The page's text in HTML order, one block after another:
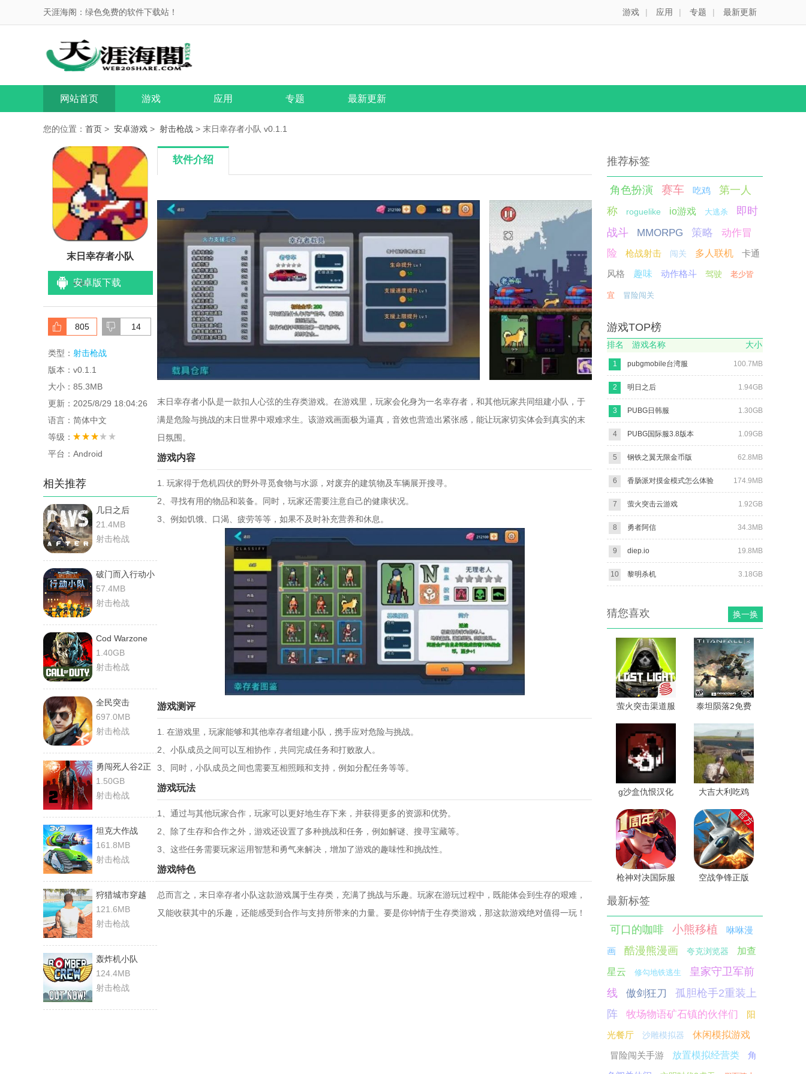
天涯海阁：绿色免费的软件下载站！ 游戏 | 应用 | 专题 | 最新更新
网站首页 游戏 应用 专题 最新更新
您的位置： 首页 > 安卓游戏 > 射击枪战 > 末日幸存者小队 v0.1.1
末日幸存者小队
安卓版下载
</li>
805 14
类型： 射击枪战
版本：v0.1.1
大小：85.3MB
更新：2025/8/29 18:04:26
语言：简体中文
等级：
平台：Android
相关推荐
几日之后
21.4MB
射击枪战
破门而入行动小
队
57.4MB
射击枪战
Cod Warzone
1.40GB
射击枪战
全民突击
697.0MB
射击枪战
勇闯死人谷2正
版
1.50GB
射击枪战
坦克大作战
161.8MB
射击枪战
狩猎城市穿越
121.6MB
射击枪战
轰炸机小队
124.4MB
射击枪战
软件介绍
末日幸存者小队是一款扣人心弦的生存类游戏。在游戏里，玩家会化身为一名幸存者，和其他玩家共同组建小队，于
满是危险与挑战的末日世界中艰难求生。该游戏画面极为逼真，音效也营造出紧张感，能让玩家切实体会到真实的末
日氛围。
游戏内容
1. 玩家得于危机四伏的野外寻觅食物与水源，对废弃的建筑物及车辆展开搜寻。
2、寻找有用的物品和装备。同时，玩家还需要注意自己的健康状况。
3、例如饥饿、口渴、疲劳等等，如果不及时补充营养和休息。
游戏测评
1. 在游戏里，玩家能够和其他幸存者组建小队，携手应对危险与挑战。
2、小队成员之间可以互相协作，共同完成任务和打败敌人。
3、同时，小队成员之间也需要互相照顾和支持，例如分配任务等等。
游戏玩法
1、通过与其他玩家合作，玩家可以更好地生存下来，并获得更多的资源和优势。
2、除了生存和合作之外，游戏还设置了多种挑战和任务，例如解谜、搜寻宝藏等。
3、这些任务需要玩家运用智慧和勇气来解决，增加了游戏的趣味性和挑战性。
游戏特色
总而言之，末日幸存者小队这款游戏属于生存类，充满了挑战与乐趣。玩家在游玩过程中，既能体会到生存的艰难，
又能收获其中的乐趣，还能感受到合作与支持所带来的力量。要是你钟情于生存类游戏，那这款游戏绝对值得一玩！
推荐标签
角色扮演 赛车 吃鸡
第一人
称
roguelike io游戏 大逃杀
即时
战斗
MMORPG 策略
动作冒
险
枪战射击 闯关 多人联机
卡通
风格
趣味 动作格斗 驾驶 老少皆
宜 冒险闯关
游戏TOP榜
排名 游戏名称 大小
1 100.7MB
pubgmobile台湾服
2 1.94GB
明日之后
3 1.30GB
PUBG日韩服
4 1.09GB
PUBG国际服3.8版本
5 62.8MB
钢铁之翼无限金币版
6 174.9MB
香肠派对摸金模式怎么体验
7 1.92GB
萤火突击云游戏
8 34.3MB
勇者阿信
9 19.8MB
diep.io
10 3.18GB
黎明杀机
换一换
猜您喜欢
萤火突击渠道服
泰坦陨落2免费
g沙盒仇恨汉化
大吉大利吃鸡
枪神对决国际服 空战争锋正版
最新标签
可口的咖啡 小熊移植 咻咻漫
画 酷漫熊漫画 夸克浏览器 加查
星云 修勾地铁逃生
皇家守卫军前
线
傲剑狂刀
孤胆枪手2重装上
阵
牧场物语矿石镇的伙伴们
阳
光餐厅
沙雕模拟器
休闲模拟游戏
冒险闯关手游
放置模拟经营类
角